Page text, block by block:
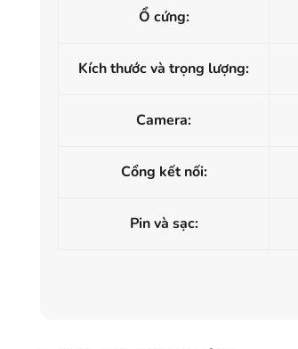
Ổ cứng:
Kích thước và trọng lượng:
Camera:
Cổng kết nối:
Pin và sạc: